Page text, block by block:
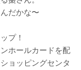
だかな〜
プ！
ホールカードを配
ョッピングセンタ